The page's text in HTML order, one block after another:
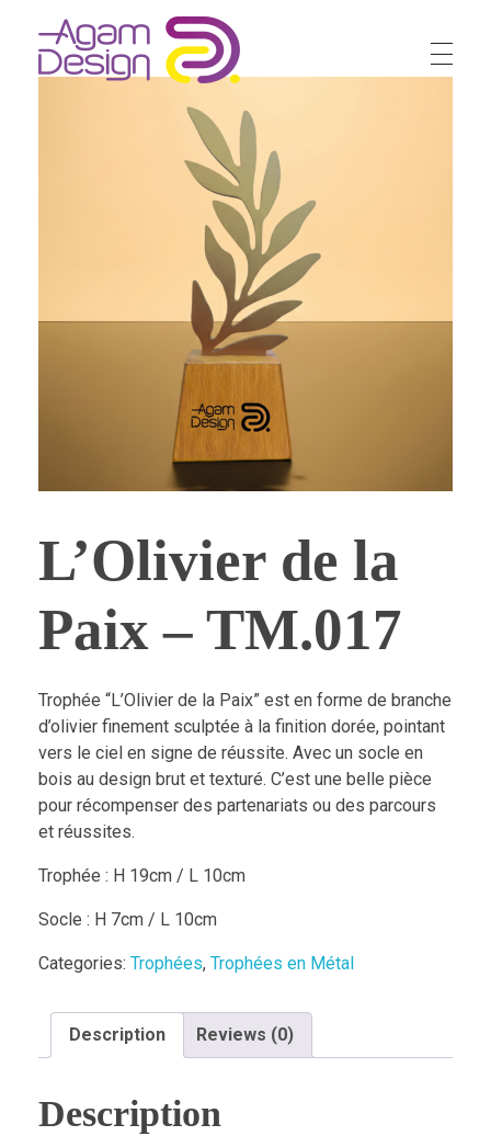
L’Olivier de la
Paix – TM.017
Trophée “L’Olivier de la Paix” est en forme de branche
d’olivier finement sculptée à la finition dorée, pointant
vers le ciel en signe de réussite. Avec un socle en
bois au design brut et texturé. C’est une belle pièce
pour récompenser des partenariats ou des parcours
et réussites.
Trophée : H 19cm / L 10cm
Socle : H 7cm / L 10cm
Categories: Trophées, Trophées en Métal
Description Reviews (0)
Description